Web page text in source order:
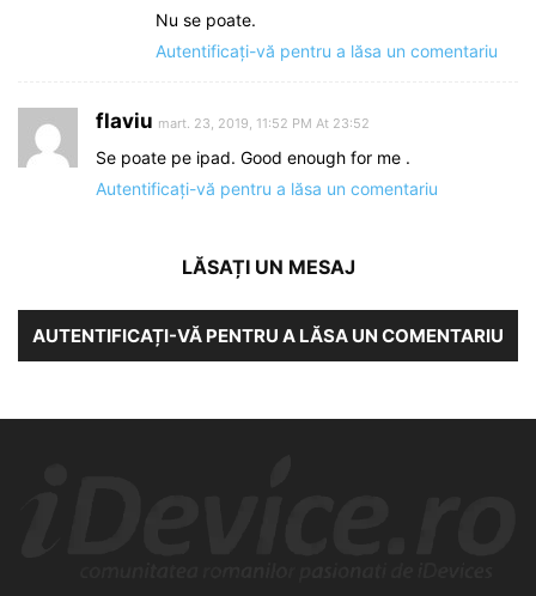
Nu se poate.
Autentificați-vă pentru a lăsa un comentariu
flaviu mart. 23, 2019, 11:52 PM At 23:52
Se poate pe ipad. Good enough for me .
Autentificați-vă pentru a lăsa un comentariu
LĂSAȚI UN MESAJ
AUTENTIFICAȚI-VĂ PENTRU A LĂSA UN COMENTARIU